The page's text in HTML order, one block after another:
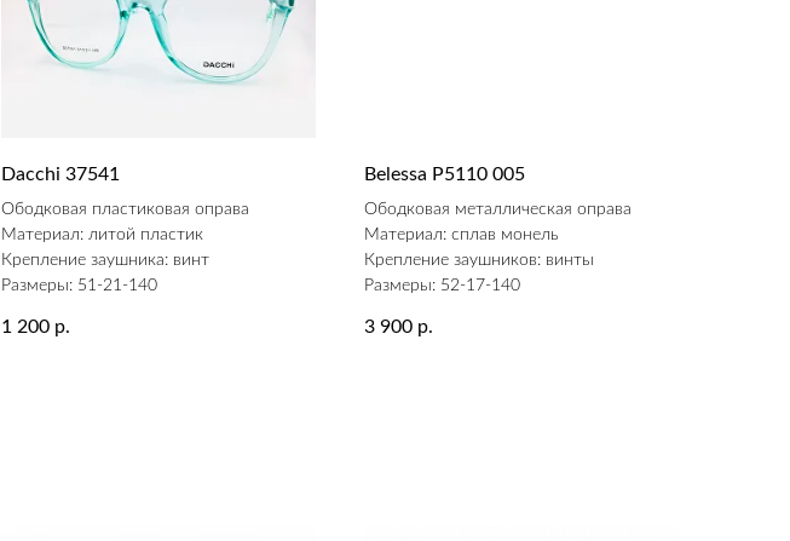
Dacchi 37541
Ободковая пластиковая оправа
Материал: литой пластик
Крепление заушника: винт
Размеры: 51-21-140
1 200 р.
Belessa P5110 005
Ободковая металлическая оправа
Материал: сплав монель
Крепление заушников: винты
Размеры: 52-17-140
3 900 р.